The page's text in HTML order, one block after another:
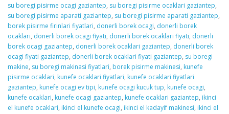
su boregi pisirme ocagi gaziantep, su boregi pisirme ocaklari gaziantep,
su boregi pisirme aparati gaziantep, su boregi pisirme aparati gaziantep,
borek pisirme firinlari fiyatlari, donerli borek ocagi, donerli borek
ocaklari, donerli borek ocagi fiyati, donerli borek ocaklari fiyati, donerli
borek ocagi gaziantep, donerli borek ocaklari gaziantep, donerli borek
ocagi fiyati gaziantep, donerli borek ocaklari fiyati gaziantep, su boregi
makine, su boregi makinasi fiyatlari, borek pisirme makinesi, kunefe
pisirme ocaklari, kunefe ocaklari fiyatlari, kunefe ocaklari fiyatlari
gaziantep, kunefe ocagi ev tipi, kunefe ocagi kucuk tup, kunefe ocagi,
kunefe ocaklari, kunefe ocagi gaziantep, kunefe ocaklari gaziantep, ikinci
el kunefe ocaklari, ikinci el kunefe ocagi, ikinci el kadayif makinesi, ikinci el